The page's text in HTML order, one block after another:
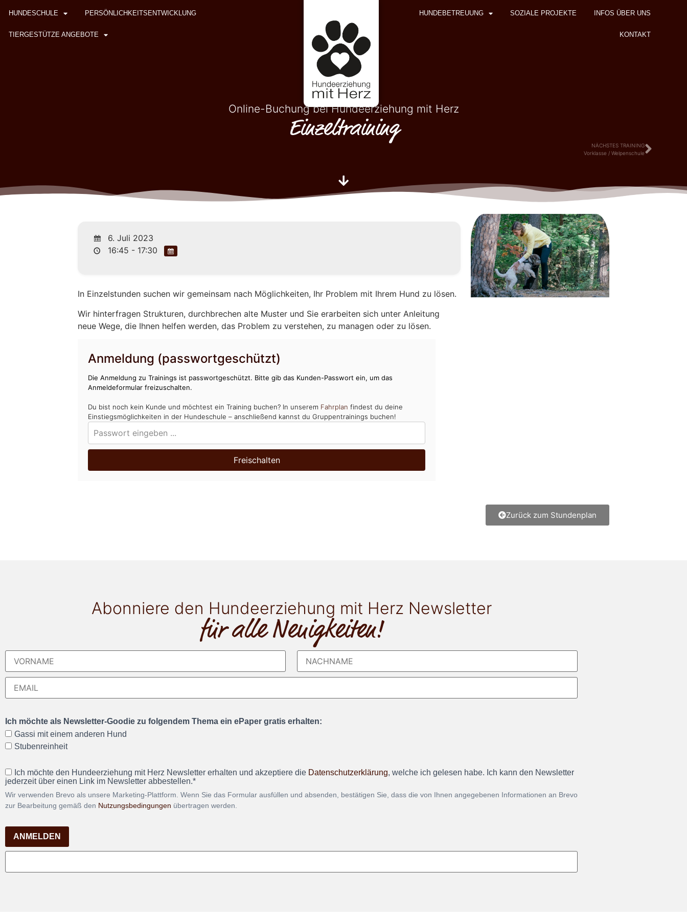
HUNDESCHULE PERSÖNLICHKEITSENTWICKLUNG
TIERGESTÜTZE ANGEBOTE
HUNDEBETREUUNG SOZIALE PROJEKTE INFOS ÜBER UNS
KONTAKT
Online-Buchung bei Hundeerziehung mit Herz
Einzeltraining
NÄCHSTES TRAINING
Vorklasse / Welpenschule
6. Juli 2023
16:45 - 17:30
In Einzelstunden suchen wir gemeinsam nach Möglichkeiten, Ihr Problem mit Ihrem Hund zu lösen.
Wir hinterfragen Strukturen, durchbrechen alte Muster und Sie erarbeiten sich unter Anleitung
neue Wege, die Ihnen helfen werden, das Problem zu verstehen, zu managen oder zu lösen.
Anmeldung (passwortgeschützt)
Die Anmeldung zu Trainings ist passwortgeschützt. Bitte gib das Kunden-Passwort ein, um das
Anmeldeformular freizuschalten.
Du bist noch kein Kunde und möchtest ein Training buchen? In unserem Fahrplan findest du deine
Einstiegsmöglichkeiten in der Hundeschule – anschließend kannst du Gruppentrainings buchen!
Freischalten
Zurück zum Stundenplan
Abonniere den Hundeerziehung mit Herz Newsletter
für alle Neuigkeiten!
Ich möchte als Newsletter-Goodie zu folgendem Thema ein ePaper gratis erhalten:
Gassi mit einem anderen Hund
Stubenreinheit
Ich möchte den Hundeerziehung mit Herz Newsletter erhalten und akzeptiere die Datenschutzerklärung, welche ich gelesen habe. Ich kann den Newsletter
jederzeit über einen Link im Newsletter abbestellen.*
Wir verwenden Brevo als unsere Marketing-Plattform. Wenn Sie das Formular ausfüllen und absenden, bestätigen Sie, dass die von Ihnen angegebenen Informationen an Brevo
zur Bearbeitung gemäß den Nutzungsbedingungen übertragen werden.
ANMELDEN